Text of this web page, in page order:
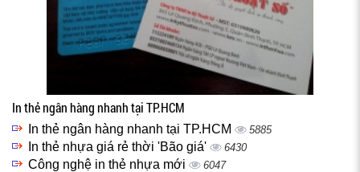
In thẻ ngân hàng nhanh tại TP.HCM
In thẻ ngân hàng nhanh tại TP.HCM 5885
In thẻ nhựa giá rẻ thời 'Bão giá' 6430
Công nghệ in thẻ nhựa mới 6047